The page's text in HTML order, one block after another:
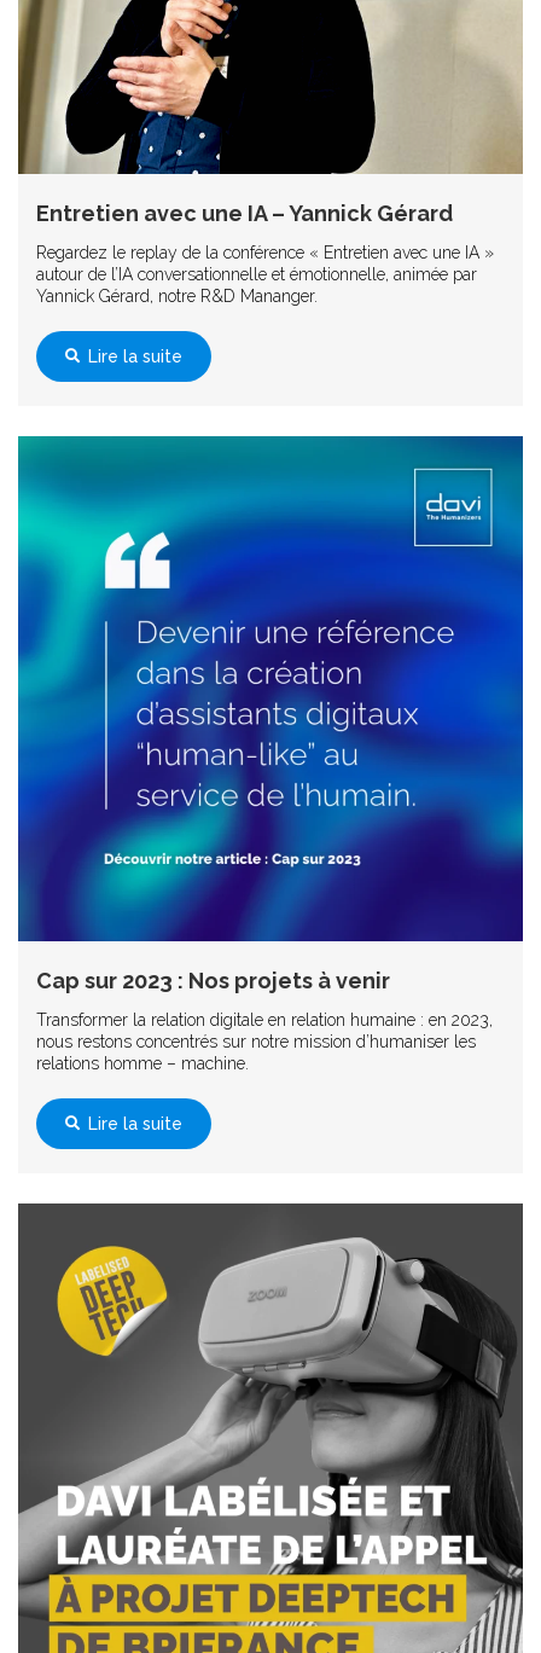
Entretien avec une IA – Yannick Gérard
Regardez le replay de la conférence « Entretien avec une IA »
autour de l’IA conversationnelle et émotionnelle, animée par
Yannick Gérard, notre R&D Mananger.
Lire la suite
Cap sur 2023 : Nos projets à venir
Transformer la relation digitale en relation humaine : en 2023,
nous restons concentrés sur notre mission d’humaniser les
relations homme – machine.
Lire la suite